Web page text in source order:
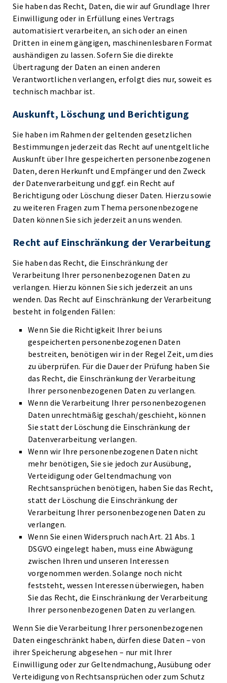
Sie haben das Recht, Daten, die wir auf Grundlage Ihrer
Einwilligung oder in Erfüllung eines Vertrags
automatisiert verarbeiten, an sich oder an einen
Dritten in einem gängigen, maschinenlesbaren Format
aushändigen zu lassen. Sofern Sie die direkte
Übertragung der Daten an einen anderen
Verantwortlichen verlangen, erfolgt dies nur, soweit es
technisch machbar ist.
Auskunft, Löschung und Berichtigung
Sie haben im Rahmen der geltenden gesetzlichen
Bestimmungen jederzeit das Recht auf unentgeltliche
Auskunft über Ihre gespeicherten personenbezogenen
Daten, deren Herkunft und Empfänger und den Zweck
der Datenverarbeitung und ggf. ein Recht auf
Berichtigung oder Löschung dieser Daten. Hierzu sowie
zu weiteren Fragen zum Thema personenbezogene
Daten können Sie sich jederzeit an uns wenden.
Recht auf Einschränkung der Verarbeitung
Sie haben das Recht, die Einschränkung der
Verarbeitung Ihrer personenbezogenen Daten zu
verlangen. Hierzu können Sie sich jederzeit an uns
wenden. Das Recht auf Einschränkung der Verarbeitung
besteht in folgenden Fällen:
Wenn Sie die Richtigkeit Ihrer bei uns
gespeicherten personenbezogenen Daten
bestreiten, benötigen wir in der Regel Zeit, um dies
zu überprüfen. Für die Dauer der Prüfung haben Sie
das Recht, die Einschränkung der Verarbeitung
Ihrer personenbezogenen Daten zu verlangen.
Wenn die Verarbeitung Ihrer personenbezogenen
Daten unrechtmäßig geschah/geschieht, können
Sie statt der Löschung die Einschränkung der
Datenverarbeitung verlangen.
Wenn wir Ihre personenbezogenen Daten nicht
mehr benötigen, Sie sie jedoch zur Ausübung,
Verteidigung oder Geltendmachung von
Rechtsansprüchen benötigen, haben Sie das Recht,
statt der Löschung die Einschränkung der
Verarbeitung Ihrer personenbezogenen Daten zu
verlangen.
Wenn Sie einen Widerspruch nach Art. 21 Abs. 1
DSGVO eingelegt haben, muss eine Abwägung
zwischen Ihren und unseren Interessen
vorgenommen werden. Solange noch nicht
feststeht, wessen Interessen überwiegen, haben
Sie das Recht, die Einschränkung der Verarbeitung
Ihrer personenbezogenen Daten zu verlangen.
Wenn Sie die Verarbeitung Ihrer personenbezogenen
Daten eingeschränkt haben, dürfen diese Daten – von
ihrer Speicherung abgesehen – nur mit Ihrer
Einwilligung oder zur Geltendmachung, Ausübung oder
Verteidigung von Rechtsansprüchen oder zum Schutz